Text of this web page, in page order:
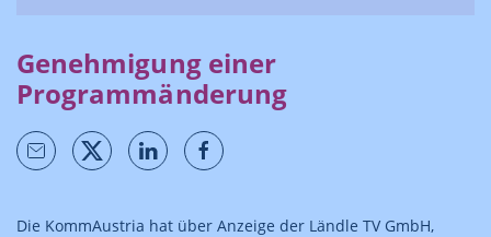
Genehmigung einer
Programmänderung
Die KommAustria hat über Anzeige der Ländle TV GmbH,